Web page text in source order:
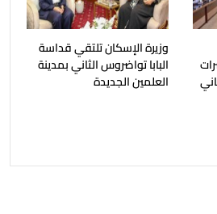
وزيرة الإسكان تلتقي قداسة
البابا تواضروس الثاني بمدينة
العلمين الجديدة